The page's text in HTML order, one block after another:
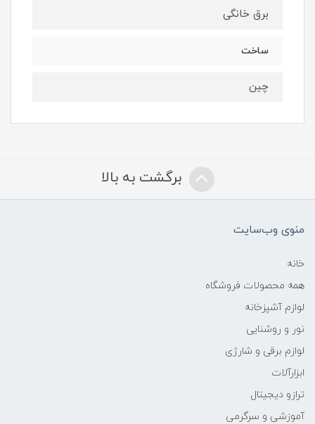
برق خانگی
ساخت
چین
برگشت به بالا
منوی وب‌سایت
خانه
همه محصولات فروشگاه
لوازم آشپزخانه
نور و روشنایی
لوازم برقی و شارژی
ابزارآلات
ترازو دیجیتال
آموزشی و سرگرمی